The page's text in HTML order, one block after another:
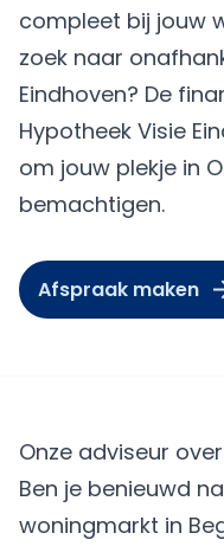
compleet bij jouw
zoek naar
Eindhoven? De
Hypotheek Visie
om jouw plekje in
bemachtigen.
Afspraak maken
Onze adviseur
Ben je benieuwd
woningmarkt in